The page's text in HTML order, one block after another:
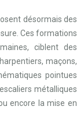
désormais des
Ces formations
ciblent des
maçons,
pointues
métalliques
encore la mise en